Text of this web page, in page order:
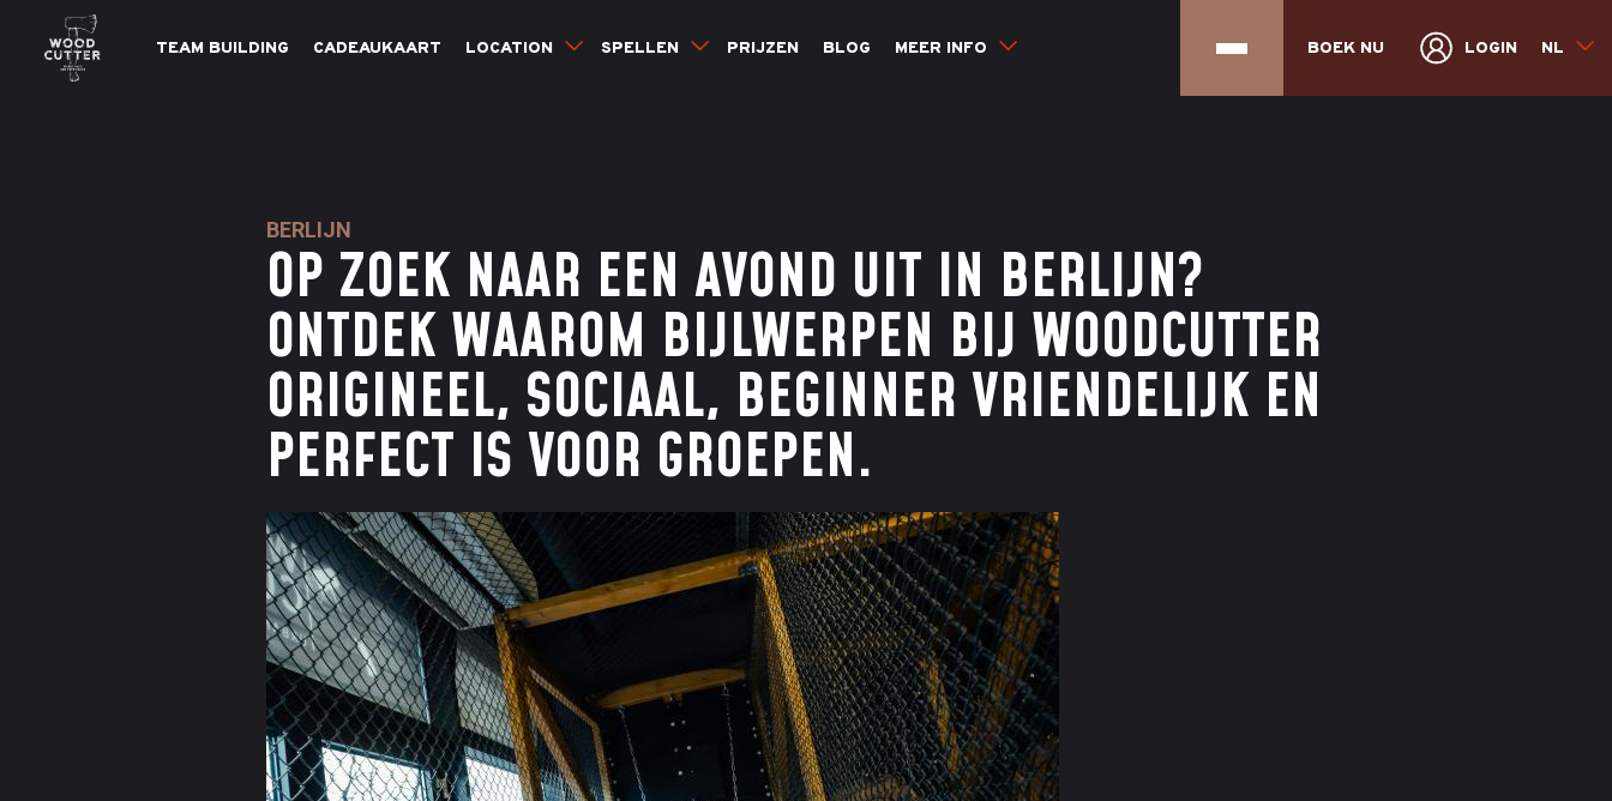
TEAM BUILDING CADEAUKAART LOCATION SPELLEN PRIJZEN BLOG MEER INFO BOEK NU LOGIN NL
BERLIJN
OP ZOEK NAAR EEN AVOND UIT IN BERLIJN?
ONTDEK WAAROM BIJLWERPEN BIJ WOODCUTTER
ORIGINEEL, SOCIAAL, BEGINNER VRIENDELIJK EN
PERFECT IS VOOR GROEPEN.